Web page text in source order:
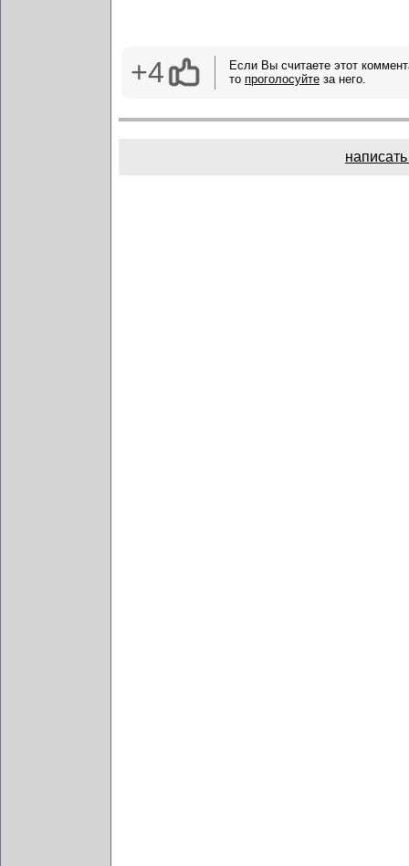
+4
Если Вы считаете этот
то проголосуйте за него.